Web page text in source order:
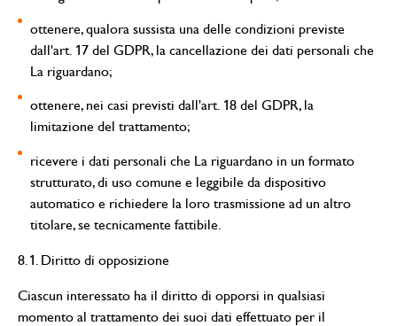
ottenere, qualora sussista una delle condizioni previste
dall'art. 17 del GDPR, la cancellazione dei dati personali che
La riguardano;
ottenere, nei casi previsti dall'art. 18 del GDPR, la
limitazione del trattamento;
ricevere i dati personali che La riguardano in un formato
strutturato, di uso comune e leggibile da dispositivo
automatico e richiedere la loro trasmissione ad un altro
titolare, se tecnicamente fattibile.
8.1. Diritto di opposizione
Ciascun interessato ha il diritto di opporsi in qualsiasi
momento al trattamento dei suoi dati effettuato per il